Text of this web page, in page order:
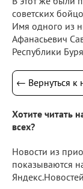
советских
Имя одного из
Афанасьевич
Республики
← Вернуться к
Хотите читать
всех?
Новости из
показываются